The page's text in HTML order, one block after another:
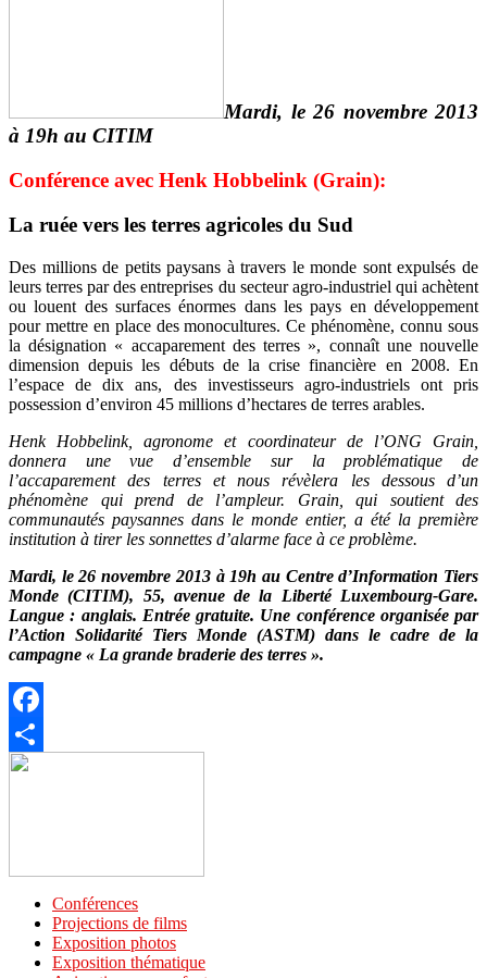
Mardi, le 26 novembre 2013
à 19h au CITIM
Conférence avec Henk Hobbelink (Grain):
La ruée vers les terres agricoles du Sud
Des millions de petits paysans à travers le monde sont expulsés de
leurs terres par des entreprises du secteur agro-industriel qui achètent
ou louent des surfaces énormes dans les pays en développement
pour mettre en place des monocultures. Ce phénomène, connu sous
la désignation « accaparement des terres », connaît une nouvelle
dimension depuis les débuts de la crise financière en 2008. En
l’espace de dix ans, des investisseurs agro-industriels ont pris
possession d’environ 45 millions d’hectares de terres arables.
Henk Hobbelink, agronome et coordinateur de l’ONG Grain,
donnera une vue d’ensemble sur la problématique de
l’accaparement des terres et nous révèlera les dessous d’un
phénomène qui prend de l’ampleur. Grain, qui soutient des
communautés paysannes dans le monde entier, a été la première
institution à tirer les sonnettes d’alarme face à ce problème.
Mardi, le 26 novembre 2013 à 19h au Centre d’Information Tiers
Monde (CITIM), 55, avenue de la Liberté Luxembourg-Gare.
Langue : anglais. Entrée gratuite. Une conférence organisée par
l’Action Solidarité Tiers Monde (ASTM) dans le cadre de la
campagne « La grande braderie des terres ».
Facebook
Partager
Conférences
Projections de films
Exposition photos
Exposition thématique